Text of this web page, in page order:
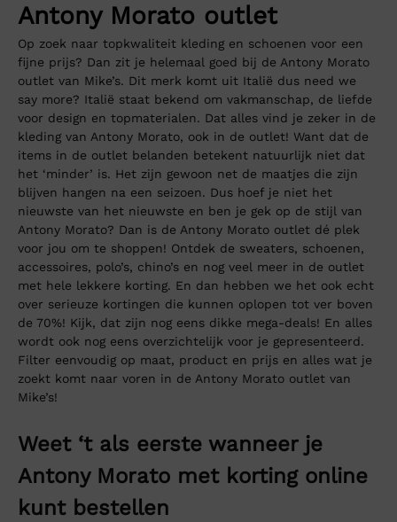
Antony Morato outlet
Op zoek naar topkwaliteit kleding en schoenen voor een
fijne prijs? Dan zit je helemaal goed bij de Antony Morato
outlet van Mike’s. Dit merk komt uit Italië dus need we
say more? Italië staat bekend om vakmanschap, de liefde
voor design en topmaterialen. Dat alles vind je zeker in de
kleding van Antony Morato, ook in de outlet! Want dat de
items in de outlet belanden betekent natuurlijk niet dat
het ‘minder’ is. Het zijn gewoon net de maatjes die zijn
blijven hangen na een seizoen. Dus hoef je niet het
nieuwste van het nieuwste en ben je gek op de stijl van
Antony Morato? Dan is de Antony Morato outlet dé plek
voor jou om te shoppen! Ontdek de sweaters, schoenen,
accessoires, polo’s, chino’s en nog veel meer in de outlet
met hele lekkere korting. En dan hebben we het ook echt
over serieuze kortingen die kunnen oplopen tot ver boven
de 70%! Kijk, dat zijn nog eens dikke mega-deals! En alles
wordt ook nog eens overzichtelijk voor je gepresenteerd.
Filter eenvoudig op maat, product en prijs en alles wat je
zoekt komt naar voren in de Antony Morato outlet van
Mike’s!
Weet ‘t als eerste wanneer je
Antony Morato met korting online
kunt bestellen